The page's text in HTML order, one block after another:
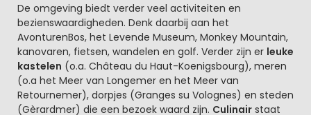
De omgeving biedt verder veel activiteiten en
bezienswaardigheden. Denk daarbij aan het
AvonturenBos, het Levende Museum, Monkey Mountain,
kanovaren, fietsen, wandelen en golf. Verder zijn er leuke
kastelen (o.a. Château du Haut-Koenigsbourg), meren
(o.a het Meer van Longemer en het Meer van
Retournemer), dorpjes (Granges su Volognes) en steden
(Gèrardmer) die een bezoek waard zijn. Culinairstaat